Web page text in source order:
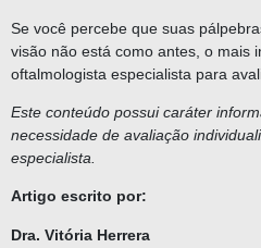
Se você percebe que suas
visão não está como antes, o mais
oftalmologista especialista para
Este conteúdo possui caráter
necessidade de avaliação
especialista.
Artigo escrito por:
Dra. Vitória Herrera